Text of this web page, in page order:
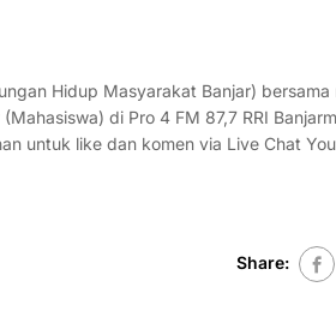
Hidup Masyarakat Banjar) bersama
di Pro 4 FM 87,7 RRI
untuk like dan komen via Live Chat
Share: